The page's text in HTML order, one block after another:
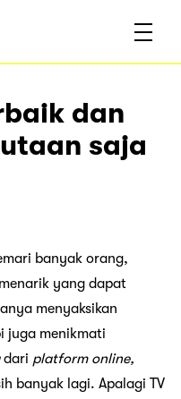
dan
saja
banyak orang,
yang dapat
menyaksikan
juga menikmati
dari platform online,
banyak lagi. Apalagi TV